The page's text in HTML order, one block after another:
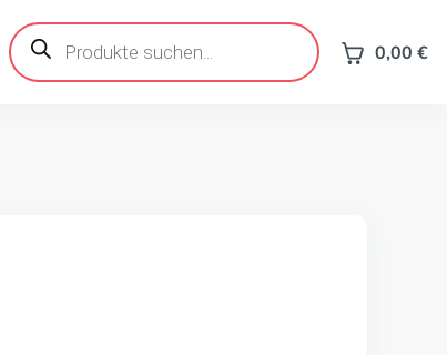
Products
search 0,00 €